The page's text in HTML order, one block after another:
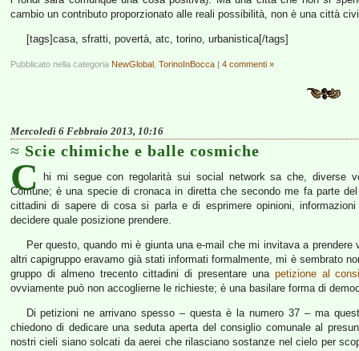
cambio un contributo proporzionato alle reali possibilità, non è una città
[tags]casa, sfratti, povertà, atc, torino, urbanistica[/tags]
Pubblicato nella categoria NewGlobal TorinoInBocca | 4 commenti »
Mercoledì 6 Febbraio 2013, 10:16
Scie chimiche e balle cosmiche
C
hi mi segue con regolarità sui social network sa che, diverse
Comune; è una specie di cronaca in diretta che secondo me fa parte
cittadini di sapere di cosa si parla e di esprimere opinioni,
decidere quale posizione prendere.
Per questo, quando mi è giunta una e-mail che mi invitava a
altri capigruppo eravamo già stati informati formalmente, mi è sembrato
gruppo di almeno trecento cittadini di presentare una petizione al
ovviamente può non accoglierne le richieste; è una basilare forma di
Di petizioni ne arrivano spesso – questa è la numero 37 – ma
chiedono di dedicare una seduta aperta del consiglio comunale al
nostri cieli siano solcati da aerei che rilasciano sostanze nel cielo per